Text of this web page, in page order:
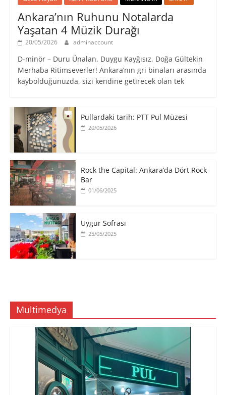
Ankara’nın Ruhunu Notalarda
Yaşatan 4 Müzik Durağı
20/05/2026 adminaccount
D-minör – Duru Ünalan, Duygu Kayğısız, Doğa Gültekin
Merhaba Ritimseverler! Ankara’nın gri binaları arasında
kaybolduğunuzda, sizi kendine getirecek olan tek
Pullardaki tarih: PTT Pul Müzesi
20/05/2026
Rock the Capital: Ankara’da Dört Rock
Bar
01/06/2025
Uygur Sofrası
25/05/2025
Multimedya